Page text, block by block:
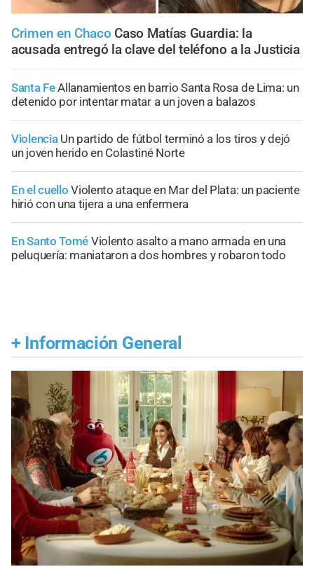
Crimen en Chaco Caso Matías Guardia: la
acusada entregó la clave del teléfono a la Justicia
Santa FeAllanamientos en barrio Santa Rosa de Lima: un
detenido por intentar matar a un joven a balazos
Violencia Un partido de fútbol terminó a los tiros y dejó
un joven herido en Colastiné Norte
En el cuello Violento ataque en Mar del Plata: un paciente
hirió con una tijera a una enfermera
En Santo Tomé Violento asalto a mano armada en una
peluquería: maniataron a dos hombres y robaron todo
+ Información General